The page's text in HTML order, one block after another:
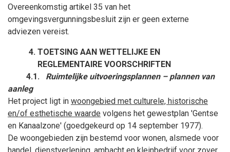
Overeenkomstig artikel 35 van het
omgevingsvergunningsbesluit zijn er geen externe
adviezen vereist.
TOETSING AAN WETTELIJKE EN
REGLEMENTAIRE VOORSCHRIFTEN
4.1. Ruimtelijke uitvoeringsplannen – plannen van
aanleg
Het project ligt in woongebied met culturele, historische
en/of esthetische waarde volgens het gewestplan 'Gentse
en Kanaalzone' (goedgekeurd op 14 september 1977).
De woongebieden zijn bestemd voor wonen, alsmede voor